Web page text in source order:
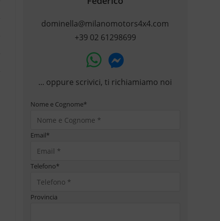
dominella@milanomotors4x4.com
+39 02 61298699
... oppure scrivici, ti richiamiamo noi
Nome e Cognome*
Email*
Telefono*
Provincia